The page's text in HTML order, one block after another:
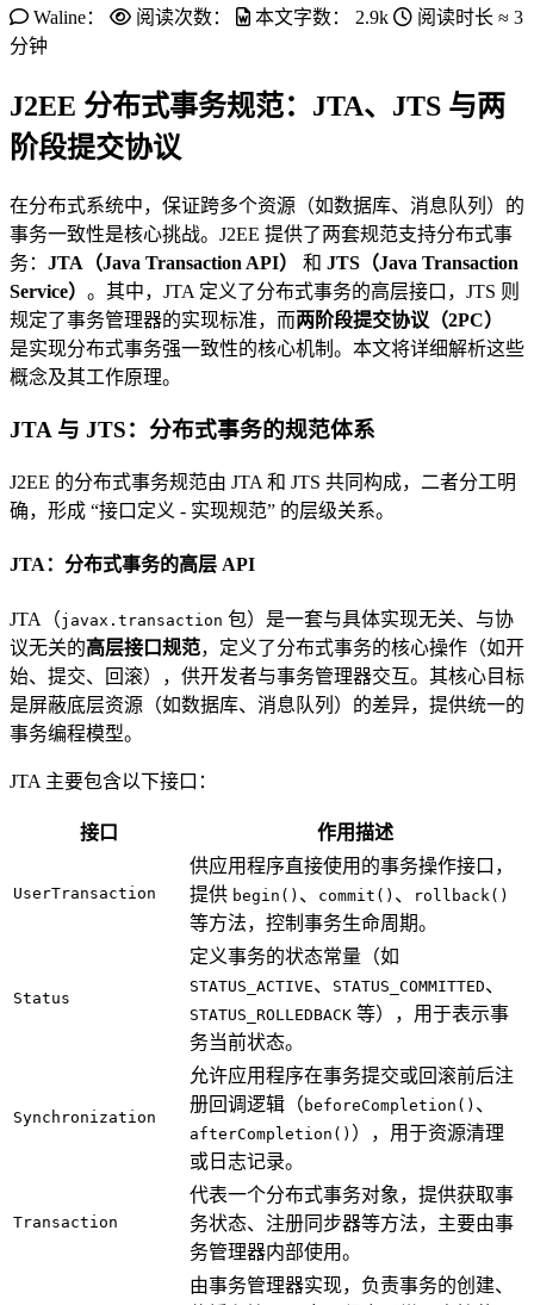
Waline：
阅读次数： 本文字数： 2.9k 阅读时长 ≈ 3
分钟
J2EE 分布式事务规范：JTA、JTS 与两
阶段提交协议
在分布式系统中，保证跨多个资源（如数据库、消息队列）的
事务一致性是核心挑战。J2EE 提供了两套规范支持分布式事
务： JTA（Java Transaction API） 和 JTS（Java Transaction
Service） 。其中，JTA 定义了分布式事务的高层接口，JTS 则
规定了事务管理器的实现标准，而两阶段提交协议（2PC）
是实现分布式事务强一致性的核心机制。本文将详细解析这些
概念及其工作原理。
JTA 与 JTS：分布式事务的规范体系
J2EE 的分布式事务规范由 JTA 和 JTS 共同构成，二者分工明
确，形成 “接口定义 - 实现规范” 的层级关系。
JTA：分布式事务的高层 API
JTA（javax.transaction 包）是一套与具体实现无关、与协
议无关的高层接口规范，定义了分布式事务的核心操作（如开
始、提交、回滚），供开发者与事务管理器交互。其核心目标
是屏蔽底层资源（如数据库、消息队列）的差异，提供统一的
事务编程模型。
JTA 主要包含以下接口：
接口 作用描述
UserTransaction
供应用程序直接使用的事务操作接口，
提供 begin() 、 commit() 、 rollback()
等方法，控制事务生命周期。
Status
定义事务的状态常量（如
STATUS_ACTIVE、 STATUS_COMMITTED、
STATUS_ROLLEDBACK 等），用于表示事
务当前状态。
Synchronization
允许应用程序在事务提交或回滚前后注
册回调逻辑（ beforeCompletion() 、
afterCompletion() ），用于资源清理
或日志记录。
Transaction
代表一个分布式事务对象，提供获取事
务状态、注册同步器等方法，主要由事
务管理器内部使用。
由事务管理器实现，负责事务的创建、